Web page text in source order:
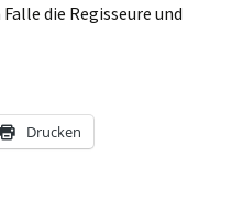
die Regisseure und
Drucken